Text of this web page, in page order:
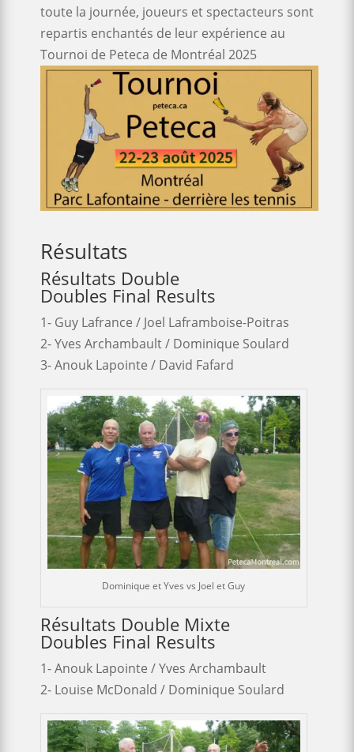
toute la journée, joueurs et spectacteurs sont
repartis enchantés de leur expérience au
Tournoi de Peteca de Montréal 2025
Résultats
Résultats Double
Doubles Final Results
1- Guy Lafrance / Joel Laframboise-Poitras
2- Yves Archambault / Dominique Soulard
3- Anouk Lapointe / David Fafard
Dominique et Yves vs Joel et Guy
Résultats Double Mixte
Doubles Final Results
1- Anouk Lapointe / Yves Archambault
2- Louise McDonald / Dominique Soulard